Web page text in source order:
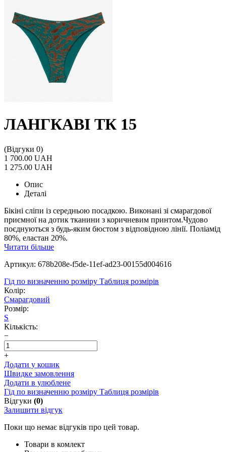
ЛАНГКАВІ ТК 15
(Відгуки 0)
1 700.00 UAH
1 275.00 UAH
Опис
Деталі
Бікіні сліпи із середньою посадкою. Виконані зі смарагдової
приємної на дотик тканини з коричневим принтом.Чудово
поєднуються з будь-яким бюстом з відповідною лінії. Поліамід
80%, еластан 20%.
Читати більше
Артикул: 678b208e-f5de-11ef-ad23-00155d004616
Гід по визначенню розміру Таблиця розмірів
Колір:
Смарагдовий
Розмір:
S
Кількість:
−
+
Додати у кошик
Швидке замовлення
Додати в улюблене
Гід по визначенню розміру Таблиця розмірів
Відгуки (0)
Залишити відгук
Поки що немає відгуків про цей товар.
Товари в комлект